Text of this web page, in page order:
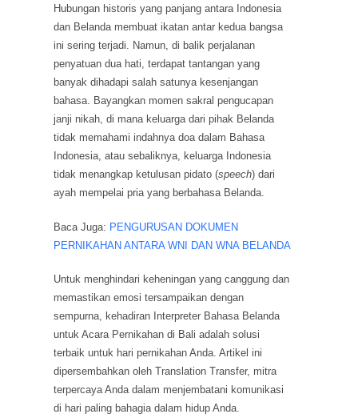
Hubungan historis yang panjang antara Indonesia
dan Belanda membuat ikatan antar kedua bangsa
ini sering terjadi. Namun, di balik perjalanan
penyatuan dua hati, terdapat tantangan yang
banyak dihadapi salah satunya kesenjangan
bahasa. Bayangkan momen sakral pengucapan
janji nikah, di mana keluarga dari pihak Belanda
tidak memahami indahnya doa dalam Bahasa
Indonesia, atau sebaliknya, keluarga Indonesia
tidak menangkap ketulusan pidato (speech) dari
ayah mempelai pria yang berbahasa Belanda.
Baca Juga: PENGURUSAN DOKUMEN
PERNIKAHAN ANTARA WNI DAN WNA BELANDA
Untuk menghindari keheningan yang canggung dan
memastikan emosi tersampaikan dengan
sempurna, kehadiran Interpreter Bahasa Belanda
untuk Acara Pernikahan di Bali adalah solusi
terbaik untuk hari pernikahan Anda. Artikel ini
dipersembahkan oleh Translation Transfer, mitra
terpercaya Anda dalam menjembatani komunikasi
di hari paling bahagia dalam hidup Anda.